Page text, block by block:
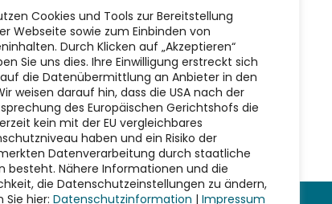
Cookies und Tools zur Bereitstellung
Webseite sowie zum Einbinden von
Durch Klicken auf „Akzeptieren“
Sie uns dies. Ihre Einwilligung erstreckt sich
die Datenübermittlung an Anbieter in den
weisen darauf hin, dass die USA nach der
des Europäischen Gerichtshofs die
kein mit der EU vergleichbares
haben und ein Risiko der
Datenverarbeitung durch staatliche
besteht. Nähere Informationen und die
die Datenschutzeinstellungen zu ändern,
Sie hier: Datenschutzinformation | Impressum
gemeinsam Zeit
Nächster Beitrag→